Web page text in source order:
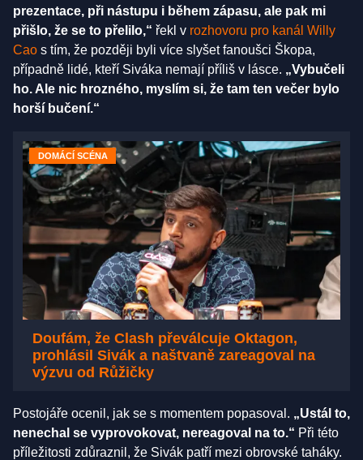
prezentace, při nástupu i během zápasu, ale pak mi
přišlo, že se to přelilo,“ řekl v rozhovoru pro kanál Willy
Cao s tím, že později byli více slyšet fanoušci Škopa,
případně lidé, kteří Siváka nemají příliš v lásce. „Vybučeli
ho. Ale nic hrozného, myslím si, že tam ten večer bylo
horší bučení.“
DOMÁCÍ SCÉNA
Doufám, že Clash převálcuje Oktagon,
prohlásil Sivák a naštvaně zareagoval na
výzvu od Růžičky
Postojáře ocenil, jak se s momentem popasoval. „Ustál to,
nenechal se vyprovokovat, nereagoval na to.“ Při této
příležitosti zdůraznil, že Sivák patří mezi obrovské taháky.